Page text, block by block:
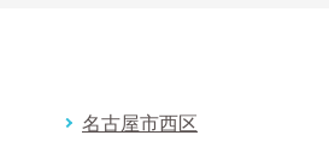
名古屋市西区